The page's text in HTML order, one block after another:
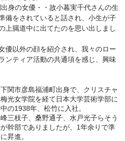
身の女優・・故小暮実千代さんの生
備をされていると話され、小生が子
上臈道中に出てたのを思い出しまし
優以外の顔を紹介され、我々のロー
ンティア活動の共通項を感じ、興味
関市彦島福浦町出身で、クリスチャ
光女学院を経て日本大学芸術学部に
の1938年、松竹に入社。
三枝子、桑野通子、水戸光子らそう
幹部でありましたが、1年余りで準
昇進。